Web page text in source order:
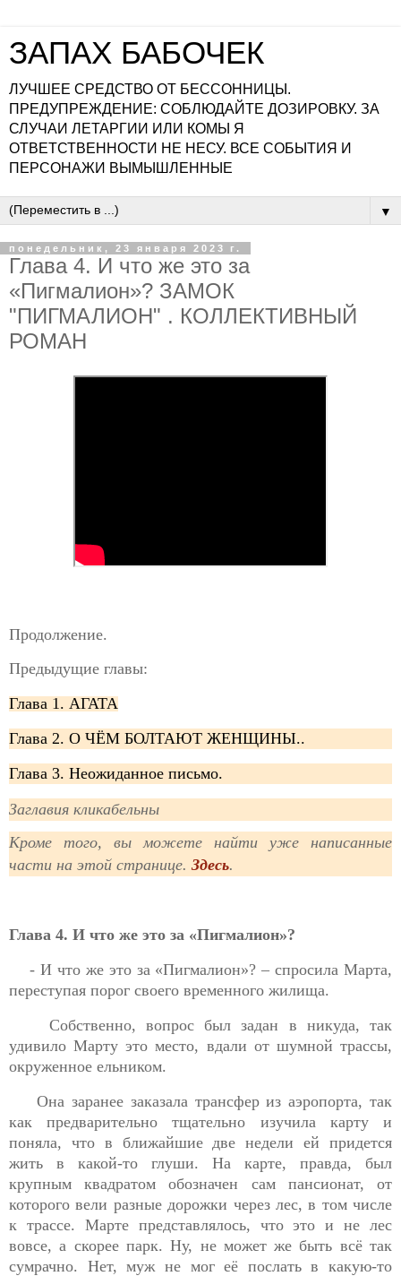
ЗАПАХ БАБОЧЕК
ЛУЧШЕЕ СРЕДСТВО ОТ БЕССОННИЦЫ.
ПРЕДУПРЕЖДЕНИЕ: СОБЛЮДАЙТЕ ДОЗИРОВКУ. ЗА
СЛУЧАИ ЛЕТАРГИИ ИЛИ КОМЫ Я
ОТВЕТСТВЕННОСТИ НЕ НЕСУ. ВСЕ СОБЫТИЯ И
ПЕРСОНАЖИ ВЫМЫШЛЕННЫЕ
▼
понедельник, 23 января 2023 г.
Глава 4. И что же это за
«Пигмалион»? ЗАМОК
"ПИГМАЛИОН" . КОЛЛЕКТИВНЫЙ
РОМАН
Продолжение.
Предыдущие главы:
Глава 1. АГАТА
Глава 2. О ЧЁМ БОЛТАЮТ ЖЕНЩИНЫ..
Глава 3. Неожиданное письмо.
Заглавия кликабельны
Кроме того, вы можете найти уже написанные
части на этой странице. Здесь.
Глава 4. И что же это за «Пигмалион»?
- И что же это за «Пигмалион»? – спросила Марта,
переступая порог своего временного жилища.
Собственно, вопрос был задан в никуда, так
удивило Марту это место, вдали от шумной трассы,
окруженное ельником.
Она заранее заказала трансфер из аэропорта, так
как предварительно тщательно изучила карту и
поняла, что в ближайшие две недели ей придется
жить в какой-то глуши. На карте, правда, был
крупным квадратом обозначен сам пансионат, от
которого вели разные дорожки через лес, в том числе
к трассе. Марте представлялось, что это и не лес
вовсе, а скорее парк. Ну, не может же быть всё так
сумрачно. Нет, муж не мог её послать в какую-то